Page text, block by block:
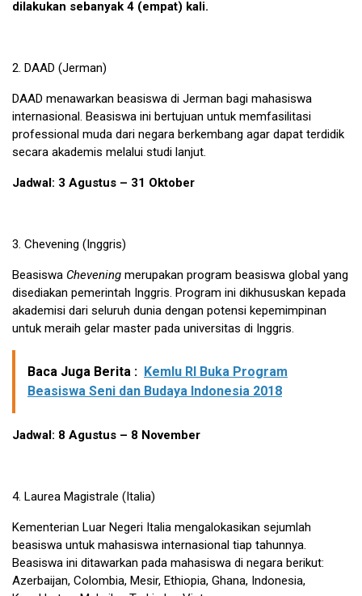
dilakukan sebanyak 4 (empat) kali.
2. DAAD (Jerman)
DAAD menawarkan beasiswa di Jerman bagi mahasiswa
internasional. Beasiswa ini bertujuan untuk memfasilitasi
professional muda dari negara berkembang agar dapat terdidik
secara akademis melalui studi lanjut.
Jadwal: 3 Agustus – 31 Oktober
3. Chevening (Inggris)
Beasiswa Chevening merupakan program beasiswa global yang
disediakan pemerintah Inggris. Program ini dikhususkan kepada
akademisi dari seluruh dunia dengan potensi kepemimpinan
untuk meraih gelar master pada universitas di Inggris.
Baca Juga Berita : Kemlu RI Buka Program
Beasiswa Seni dan Budaya Indonesia 2018
Jadwal: 8 Agustus – 8 November
4. Laurea Magistrale (Italia)
Kementerian Luar Negeri Italia mengalokasikan sejumlah
beasiswa untuk mahasiswa internasional tiap tahunnya.
Beasiswa ini ditawarkan pada mahasiswa di negara berikut:
Azerbaijan, Colombia, Mesir, Ethiopia, Ghana, Indonesia,